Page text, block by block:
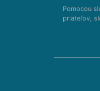
Pomocou
priateľov,